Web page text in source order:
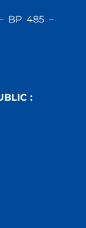
BP 485 –
: